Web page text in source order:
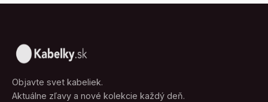
Objavte svet kabeliek.
Aktuálne zľavy a nové kolekcie každý deň.